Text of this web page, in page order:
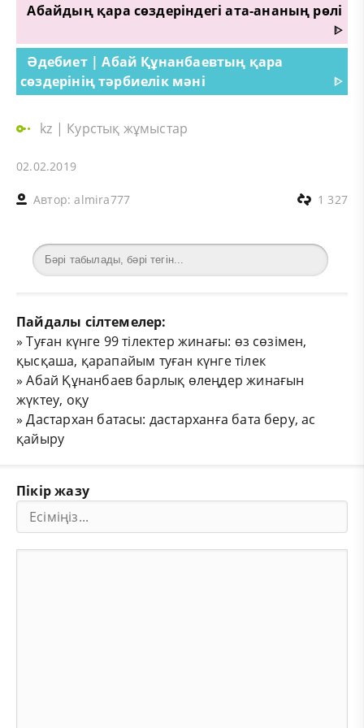
Абайдың қара сөздеріндегі ата-ананың рөлі
ᐈ
Әдебиет | Абай Құнанбаевтың қара
сөздерінің тәрбиелік мәні
ᐈ
kz | Курстық жұмыстар
02.02.2019
Автор:almira777 1 327
Пайдалы сілтемелер:
»Туған күнге 99 тілектер жинағы: өз сөзімен,
қысқаша, қарапайым туған күнге тілек
»Абай Құнанбаев барлық өлеңдер жинағын
жүктеу, оқу
»Дастархан батасы: дастарханға бата беру, ас
қайыру
Пікір жазу